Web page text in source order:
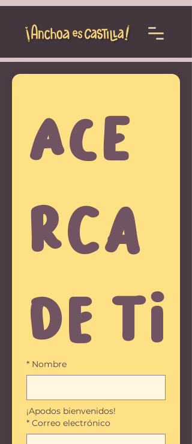
Ace
rca
de ti
* Nombre
¡Apodos bienvenidos!
* Correo electrónico